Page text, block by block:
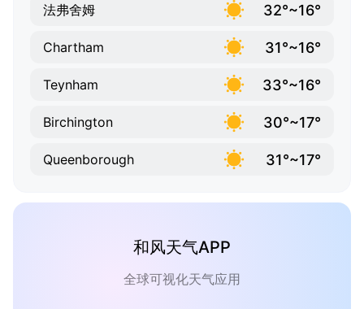
法弗舍姆 32°~16°
Chartham 31°~16°
Teynham 33°~16°
Birchington 30°~17°
Queenborough 31°~17°
和风天气APP
全球可视化天气应用